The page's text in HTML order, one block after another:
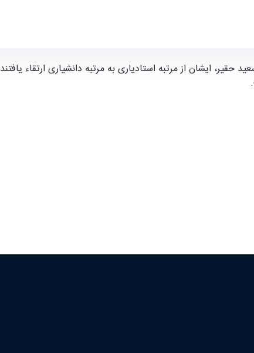
ایشان از مرتبه استادیاری به مرتبه دانشیاری ارتقاء